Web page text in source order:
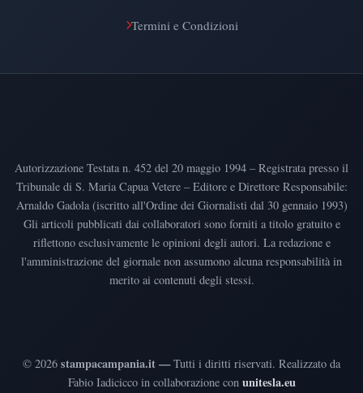
Termini e Condizioni
Autorizzazione Testata n. 452 del 20 maggio 1994 – Registrata presso il
Tribunale di S. Maria Capua Vetere – Editore e Direttore Responsabile:
Arnaldo Gadola (iscritto all'Ordine dei Giornalisti dal 30 gennaio 1993)
Gli articoli pubblicati dai collaboratori sono forniti a titolo gratuito e
riflettono esclusivamente le opinioni degli autori. La redazione e
l'amministrazione del giornale non assumono alcuna responsabilità in
merito ai contenuti degli stessi.
© 2026 stampacampania.it —Tutti i diritti riservati. Realizzato da
Fabio Iadicicco in collaborazione con unitesla.eu